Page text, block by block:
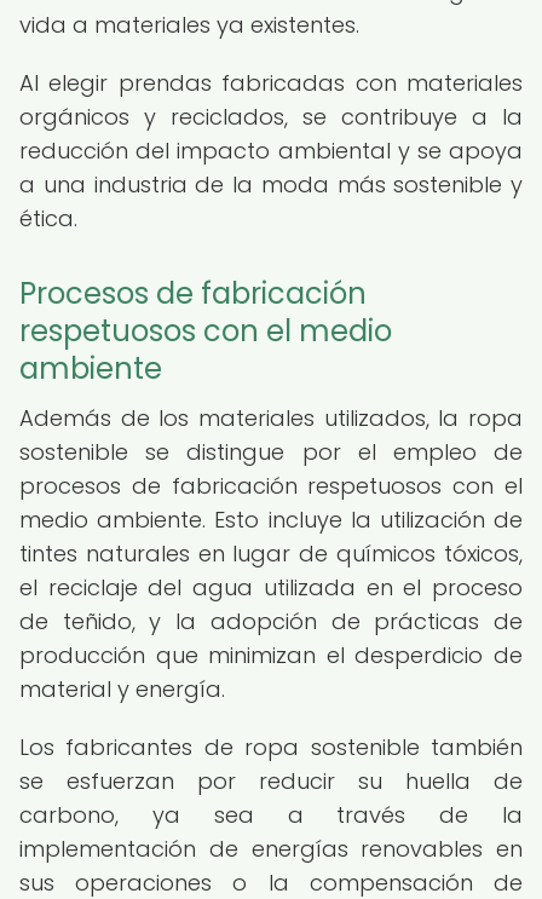
vida a materiales ya existentes.
Al elegir prendas fabricadas con materiales
orgánicos y reciclados, se contribuye a la
reducción del impacto ambiental y se apoya
a una industria de la moda más sostenible y
ética.
Procesos de fabricación
respetuosos con el medio
ambiente
Además de los materiales utilizados, la ropa
sostenible se distingue por el empleo de
procesos de fabricación respetuosos con el
medio ambiente. Esto incluye la utilización de
tintes naturales en lugar de químicos tóxicos,
el reciclaje del agua utilizada en el proceso
de teñido, y la adopción de prácticas de
producción que minimizan el desperdicio de
material y energía.
Los fabricantes de ropa sostenible también
se esfuerzan por reducir su huella de
carbono, ya sea a través de la
implementación de energías renovables en
sus operaciones o la compensación de